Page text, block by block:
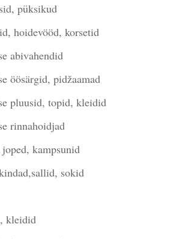
püksikud
hoidevööd, korsetid
abivahendid
öösärgid, pidžaamad
pluusid, topid, kleidid
rinnahoidjad
kampsunid
sokid
kleidid